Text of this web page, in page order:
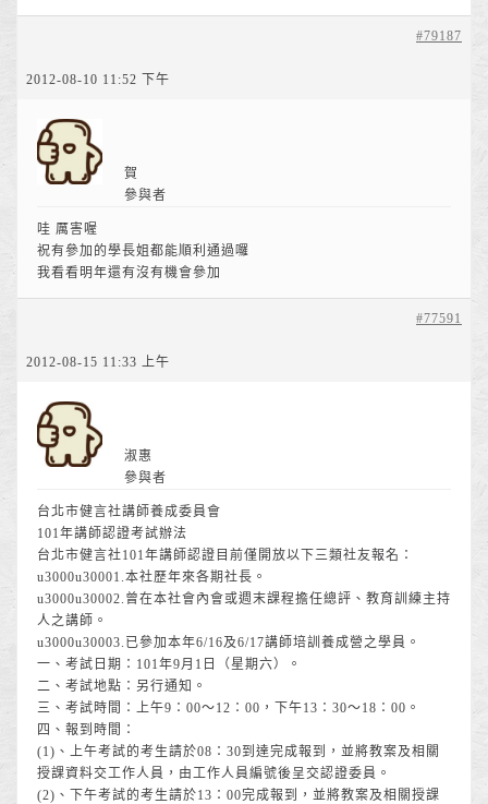
2012-08-10 11:52 下午
#79187
賀
參與者
哇 厲害喔
祝有參加的學長姐都能順利通過囉
我看看明年還有沒有機會參加
2012-08-15 11:33 上午
#77591
淑惠
參與者
台北市健言社講師養成委員會
101年講師認證考試辦法
台北市健言社101年講師認證目前僅開放以下三類社友報名：
u3000u30001.本社歷年來各期社長。
u3000u30002.曾在本社會內會或週末課程擔任總評、教育訓練主持
人之講師。
u3000u30003.已參加本年6/16及6/17講師培訓養成營之學員。
一、考試日期：101年9月1日（星期六）。
二、考試地點：另行通知。
三、考試時間：上午9：00～12：00，下午13：30～18：00。
四、報到時間：
(1)、上午考試的考生請於08：30到達完成報到，並將教案及相關
授課資料交工作人員，由工作人員編號後呈交認證委員。
(2)、下午考試的考生請於13：00完成報到，並將教案及相關授課